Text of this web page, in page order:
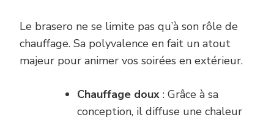
Le brasero ne se limite pas qu’à son rôle de
chauffage. Sa polyvalence en fait un atout
majeur pour animer vos soirées en extérieur.
Chauffage doux : Grâce à sa
conception, il diffuse une chaleur